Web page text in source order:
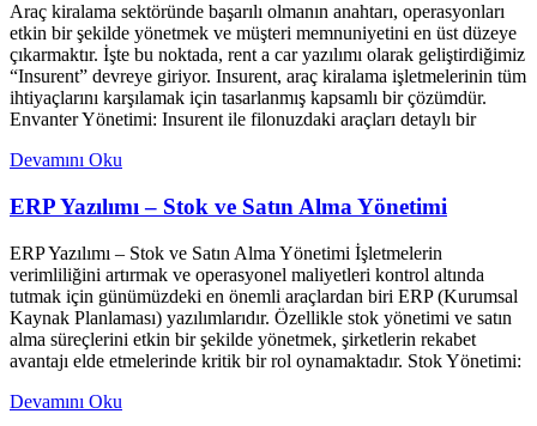
Araç kiralama sektöründe başarılı olmanın anahtarı, operasyonları
etkin bir şekilde yönetmek ve müşteri memnuniyetini en üst düzeye
çıkarmaktır. İşte bu noktada, rent a car yazılımı olarak geliştirdiğimiz
“Insurent” devreye giriyor. Insurent, araç kiralama işletmelerinin tüm
ihtiyaçlarını karşılamak için tasarlanmış kapsamlı bir çözümdür.
Envanter Yönetimi: Insurent ile filonuzdaki araçları detaylı bir
Devamını Oku
ERP Yazılımı – Stok ve Satın Alma Yönetimi
ERP Yazılımı – Stok ve Satın Alma Yönetimi İşletmelerin
verimliliğini artırmak ve operasyonel maliyetleri kontrol altında
tutmak için günümüzdeki en önemli araçlardan biri ERP (Kurumsal
Kaynak Planlaması) yazılımlarıdır. Özellikle stok yönetimi ve satın
alma süreçlerini etkin bir şekilde yönetmek, şirketlerin rekabet
avantajı elde etmelerinde kritik bir rol oynamaktadır. Stok Yönetimi:
Devamını Oku